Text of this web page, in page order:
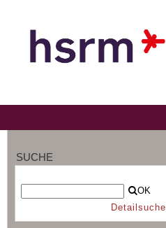
SUCHE
OK
Detailsuche